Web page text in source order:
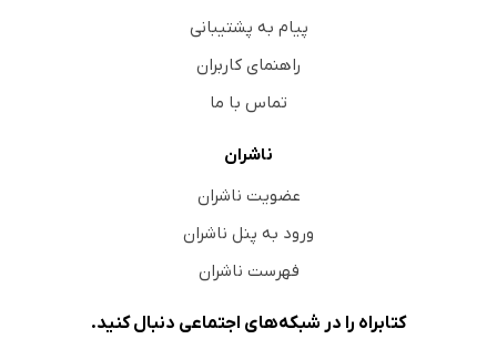
پیام به پشتیبانی
راهنمای کاربران
تماس با ما
ناشران
عضویت ناشران
ورود به پنل ناشران
فهرست ناشران
کتابراه را در شبکه‌های اجتماعی دنبال کنید.